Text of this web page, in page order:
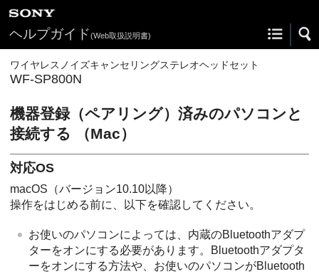
ヘルプガイド(Web取扱説明書)
ワイヤレスノイズキャンセリングステレオヘッドセット
WF-SP800N
機器登録（ペアリング）済みのパソコンと
接続する （Mac）
対応OS
macOS （バージョン10.10以降）
操作をはじめる前に、以下を確認してください。
お使いのパソコンによっては、内蔵のBluetoothアダプ
ターをオンにする必要があります。
Bluetoothアダプタ
ーをオンにする方法や、お使いのパソコンがBluetooth